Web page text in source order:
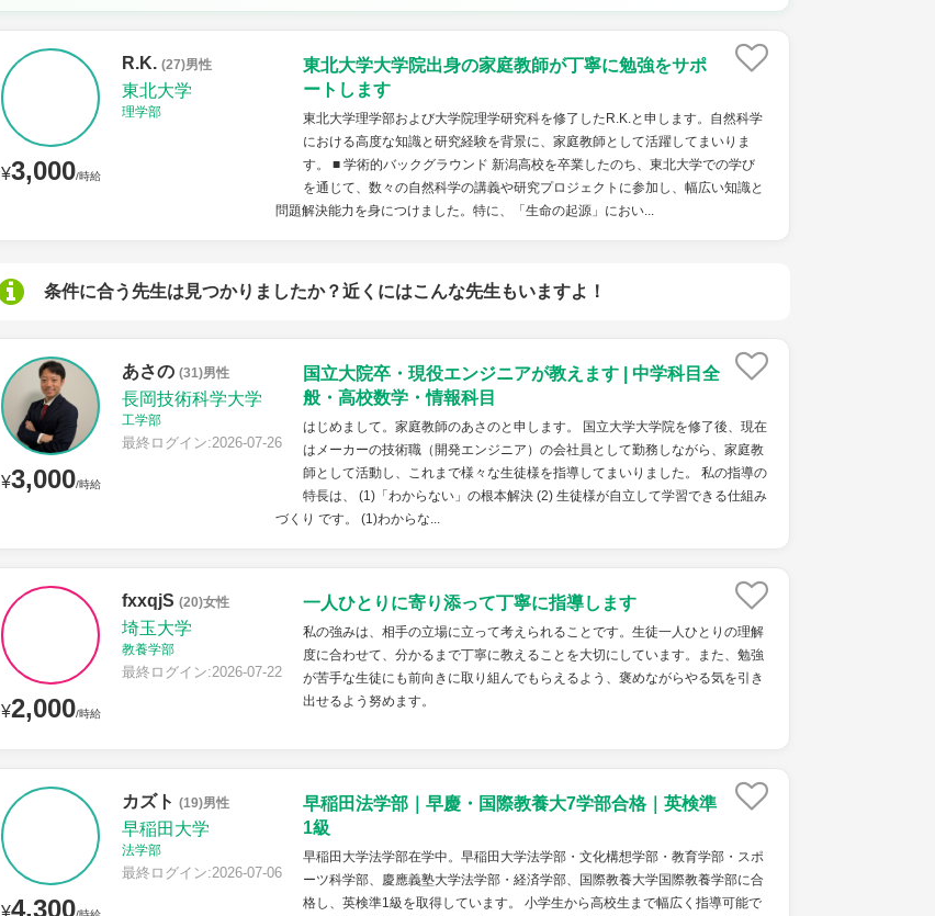
¥3,000/時給
R.K. (27)男性
東北大学
理学部
東北大学大学院出身の家庭教師が丁寧に勉強をサポ
ートします
東北大学理学部および大学院理学研究科を修了したR.K.と申します。自然科学
における高度な知識と研究経験を背景に、家庭教師として活躍してまいりま
す。 ■ 学術的バックグラウンド 新潟高校を卒業したのち、東北大学での学び
を通じて、数々の自然科学の講義や研究プロジェクトに参加し、幅広い知識と
問題解決能力を身につけました。特に、「生命の起源」におい...
条件に合う先生は見つかりましたか？近くにはこんな先生もいますよ！
¥3,000/時給
あさの (31)男性
長岡技術科学大学
工学部
最終ログイン:2026-07-26
国立大院卒・現役エンジニアが教えます | 中学科目全
般・高校数学・情報科目
はじめまして。家庭教師のあさのと申します。 国立大学大学院を修了後、現在
はメーカーの技術職（開発エンジニア）の会社員として勤務しながら、家庭教
師として活動し、これまで様々な生徒様を指導してまいりました。 私の指導の
特長は、 (1)「わからない」の根本解決 (2) 生徒様が自立して学習できる仕組み
づくり です。 (1)わからな...
¥2,000/時給
fxxqjS (20)女性
埼玉大学
教養学部
最終ログイン:2026-07-22
一人ひとりに寄り添って丁寧に指導します
私の強みは、相手の立場に立って考えられることです。生徒一人ひとりの理解
度に合わせて、分かるまで丁寧に教えることを大切にしています。また、勉強
が苦手な生徒にも前向きに取り組んでもらえるよう、褒めながらやる気を引き
出せるよう努めます。
¥4,300
カズト (19)男性
早稲田大学
法学部
最終ログイン:2026-07-06
早稲田法学部｜早慶・国際教養大7学部合格｜英検準
1級
早稲田大学法学部在学中。早稲田大学法学部・文化構想学部・教育学部・スポ
ーツ科学部、慶應義塾大学法学部・経済学部、国際教養大学国際教養学部に合
格し、英検準1級を取得しています。 小学生から高校生まで幅広く指導可能で
日曜日